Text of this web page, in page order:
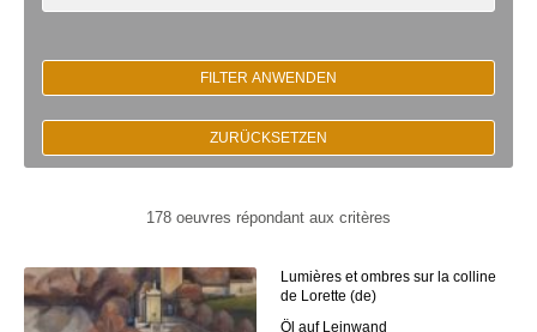
FILTER ANWENDEN
ZURÜCKSETZEN
178 oeuvres répondant aux critères
Lumières et ombres sur la colline
de Lorette (de)
Öl auf Leinwand